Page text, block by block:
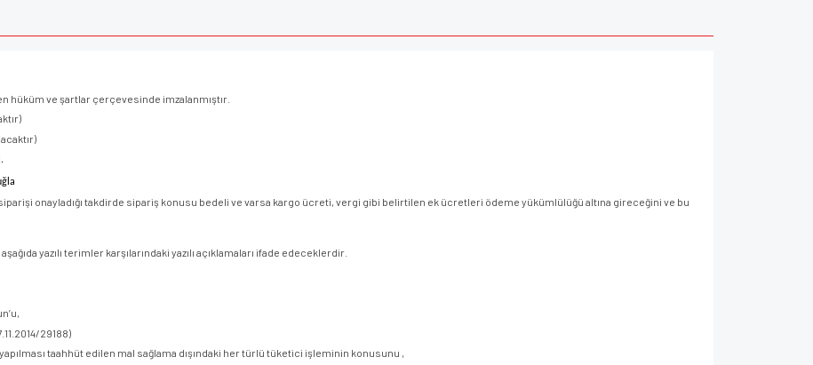
hüküm ve şartlar çerçevesinde imzalanmıştır.
onayladığı takdirde sipariş konusu bedeli ve varsa kargo ücreti, vergi gibi belirtilen ek ücretleri ödeme yükümlülüğü altına gireceğini ve bu
yazılı terimler karşılarındaki yazılı açıklamaları ifade edeceklerdir.
29188)
yapılması taahhüt edilen mal sağlama dışındaki her türlü tüketici işleminin konusunu ,